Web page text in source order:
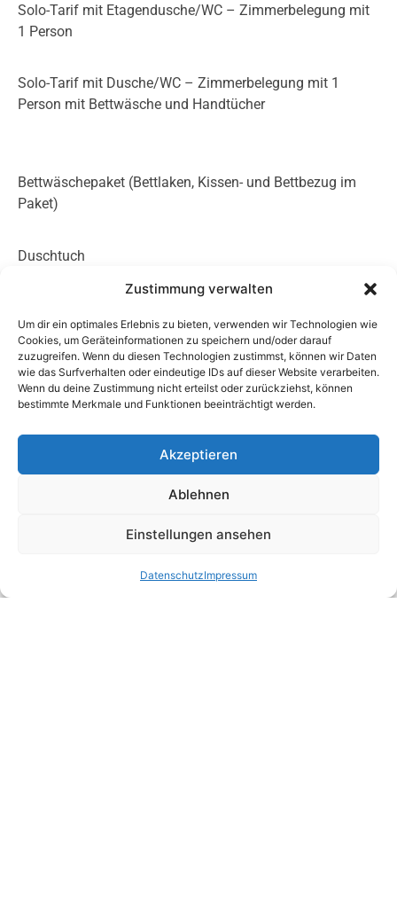
Zustimmung verwalten
Um dir ein optimales Erlebnis zu bieten, verwenden wir Technologien wie
Cookies, um Geräteinformationen zu speichern und/oder darauf
zuzugreifen. Wenn du diesen Technologien zustimmst, können wir Daten
wie das Surfverhalten oder eindeutige IDs auf dieser Website verarbeiten.
Wenn du deine Zustimmung nicht erteilst oder zurückziehst, können
bestimmte Merkmale und Funktionen beeinträchtigt werden.
Akzeptieren
Ablehnen
Einstellungen ansehen
DatenschutzImpressum
Solo-Tarif mit Etagendusche/​WC – Zimmer­be­le­gung mit
1 Person
Solo-Tarif mit Dusche/​WC – Zimmer­be­le­gung mit 1
Person mit Bettwäsche und Handtücher
Bettwäschepaket (Bettlaken, Kissen- und Bettbezug im
Paket)
Duschtuch
10% Nach­lass auf Schul­rei­sen ab 15. Novem­ber und
Dezem­ber!
10% Nach­lass auf Unter­kunft und Verpfle­gung für alle
5,00€ Kurz­bu­chungs­zu­schlag pro Reise­teil­neh­mer für
Reise­zeit­räume unter 3 Tagen
Tages Buchungen